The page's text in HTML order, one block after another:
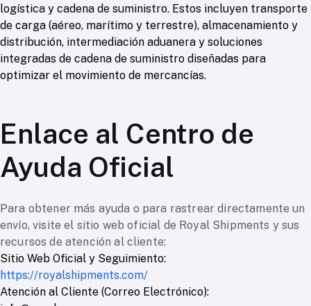
logística y cadena de suministro. Estos incluyen transporte
de carga (aéreo, marítimo y terrestre), almacenamiento y
distribución, intermediación aduanera y soluciones
integradas de cadena de suministro diseñadas para
optimizar el movimiento de mercancías.
Enlace al Centro de
Ayuda Oficial
Para obtener más ayuda o para rastrear directamente un
envío, visite el sitio web oficial de Royal Shipments y sus
recursos de atención al cliente:
Sitio Web Oficial y Seguimiento:
https://royalshipments.com/
Atención al Cliente (Correo Electrónico):